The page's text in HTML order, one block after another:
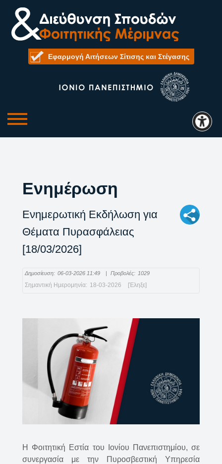
Εφαρμογή Αιτήσεων Σίτισης και Στέγασης
Ενημέρωση
Ενημερωτική Εκδήλωση για
Θέματα Πυρασφάλειας
[18/03/2026]
Δημοσίευση: 06-03-2026 11:49 | Προβολές: 1029
Σημαντική Ημερομηνία: 18-03-2026 [Έληξε]
Η Φοιτητική Εστία του Ιονίου Πανεπιστημίου, σε
συνεργασία με την Πυροσβεστική Υπηρεσία